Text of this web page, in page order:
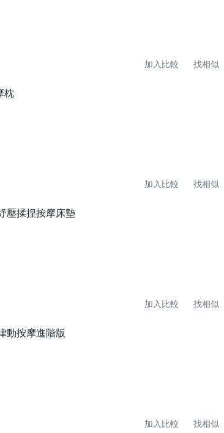
加入比較 找相似
枕
加入比較 找相似
壓揉捏按摩床墊
加入比較 找相似
動按摩進階版
加入比較 找相似